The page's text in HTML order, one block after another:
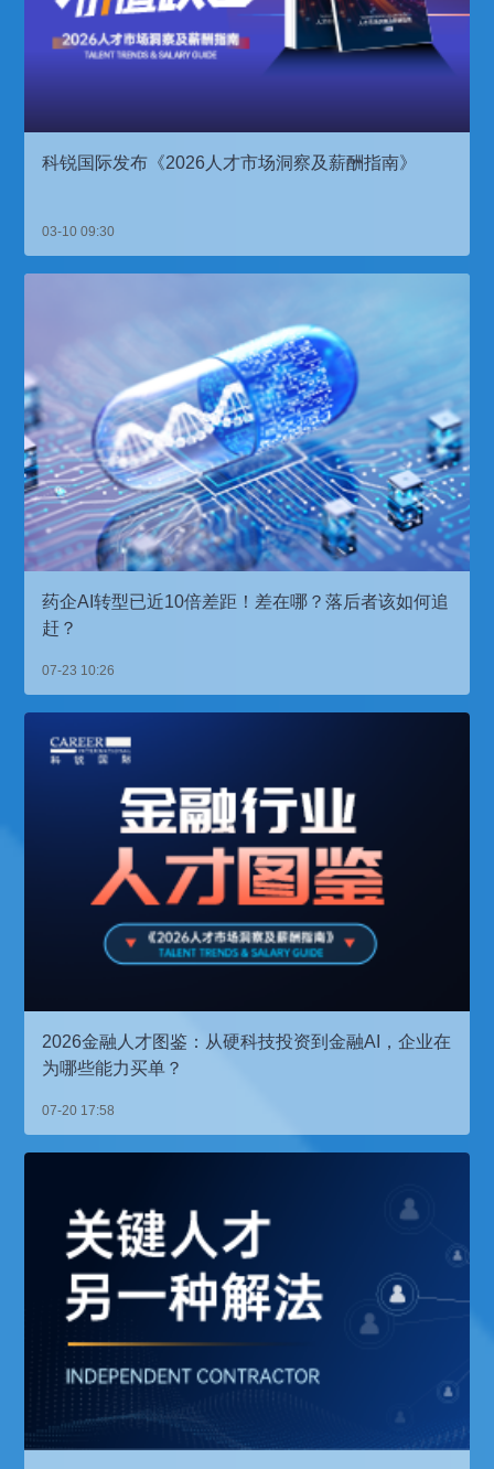
科锐国际发布《2026人才市场洞察及薪酬指南》
03-10 09:30
药企AI转型已近10倍差距！差在哪？落后者该如何追
赶？
07-23 10:26
2026金融人才图鉴：从硬科技投资到金融AI，企业在
为哪些能力买单？
07-20 17:58